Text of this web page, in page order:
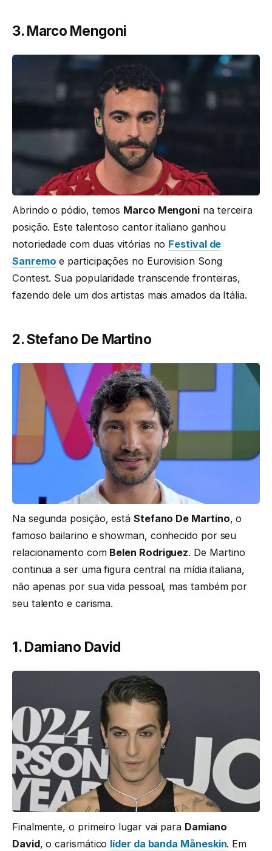
3. Marco Mengoni
Abrindo o pódio, temos Marco Mengoni na terceira
posição. Este talentoso cantor italiano ganhou
notoriedade com duas vitórias no Festival de
Sanremo e participações no Eurovision Song
Contest. Sua popularidade transcende fronteiras,
fazendo dele um dos artistas mais amados da Itália.
2. Stefano De Martino
Na segunda posição, está Stefano De Martino, o
famoso bailarino e showman, conhecido por seu
relacionamento com Belen Rodriguez. De Martino
continua a ser uma figura central na mídia italiana,
não apenas por sua vida pessoal, mas também por
seu talento e carisma.
1. Damiano David
Finalmente, o primeiro lugar vai para Damiano
David, o carismático líder da banda Måneskin. Em